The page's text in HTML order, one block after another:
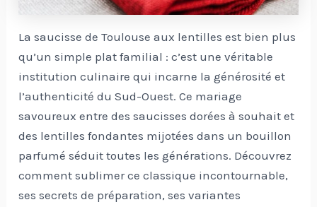
La saucisse de Toulouse aux lentilles est bien plus
qu’un simple plat familial : c’est une véritable
institution culinaire qui incarne la générosité et
l’authenticité du Sud-Ouest. Ce mariage
savoureux entre des saucisses dorées à souhait et
des lentilles fondantes mijotées dans un bouillon
parfumé séduit toutes les générations. Découvrez
comment sublimer ce classique incontournable,
ses secrets de préparation, ses variantes